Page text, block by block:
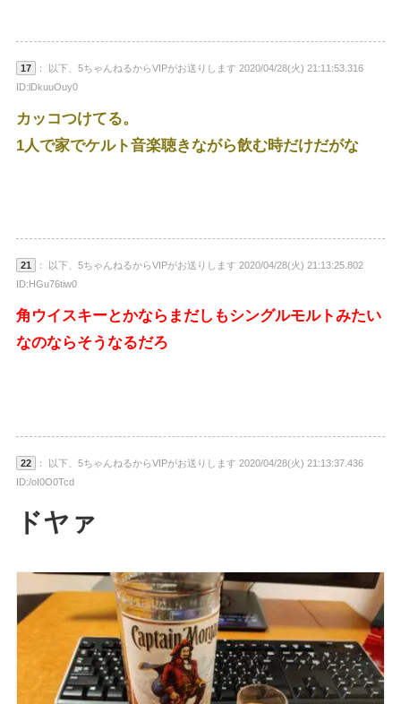
17
： 以下、5ちゃんねるからVIPがお送りします 2020/04/28(火) 21:11:53.316
ID:lDkuuOuy0
カッコつけてる。
1人で家でケルト音楽聴きながら飲む時だけだがな
21
： 以下、5ちゃんねるからVIPがお送りします 2020/04/28(火) 21:13:25.802
ID:HGu76tiw0
角ウイスキーとかならまだしもシングルモルトみたい
なのならそうなるだろ
22
： 以下、5ちゃんねるからVIPがお送りします 2020/04/28(火) 21:13:37.436
ID:/oI0O0Tcd
ドヤァ